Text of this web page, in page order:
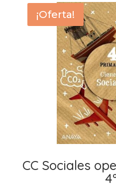
¡Oferta!
CC Sociales